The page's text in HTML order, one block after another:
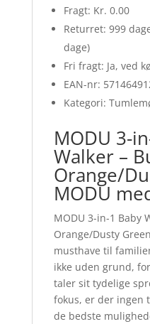
Fragt: Kr. 0.00
Returret: 999
dage)
Fri fragt: Ja, ved
EAN-nr:
Kategori:
MODU 3-
Walker –
Orange/
MODU
MODU 3-in-1 Baby
Orange/Dusty
musthave til
ikke uden grund,
taler sit tydelige
fokus, er der ingen
de bedste